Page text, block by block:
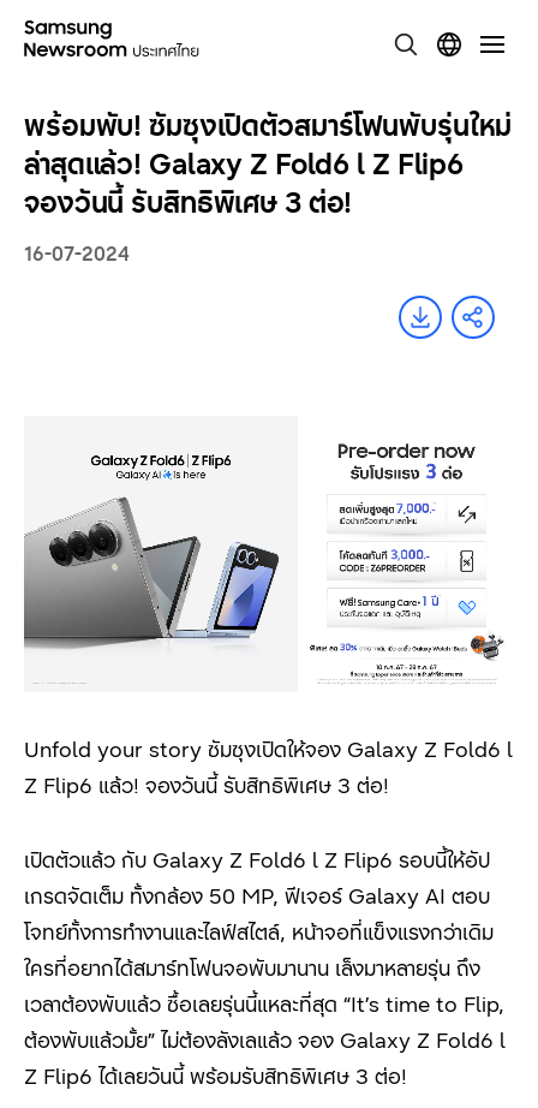
พร้อมพับ! ซัมซุงเปิดตัวสมาร์โฟนพับรุ่นใหม่
ล่าสุดแล้ว! Galaxy Z Fold6 l Z Flip6
จองวันนี้ รับสิทธิพิเศษ 3 ต่อ!
16-07-2024
Unfold your story ซัมซุงเปิดให้จอง Galaxy Z Fold6 l
Z Flip6 แล้ว! จองวันนี้ รับสิทธิพิเศษ 3 ต่อ!
เปิดตัวแล้ว กับ Galaxy Z Fold6 l Z Flip6 รอบนี้ให้อัป
เกรดจัดเต็ม ทั้งกล้อง 50 MP, ฟีเจอร์ Galaxy AI ตอบ
โจทย์ทั้งการทำงานและไลฟ์สไตล์, หน้าจอที่แข็งแรงกว่าเดิม
ใครที่อยากได้สมาร์ทโฟนจอพับมานาน เล็งมาหลายรุ่น ถึง
เวลาต้องพับแล้ว ซื้อเลยรุ่นนี้แหละที่สุด “It’s time to Flip,
ต้องพับแล้วมั้ย” ไม่ต้องลังเลแล้ว จอง Galaxy Z Fold6 l
Z Flip6 ได้เลยวันนี้ พร้อมรับสิทธิพิเศษ 3 ต่อ!